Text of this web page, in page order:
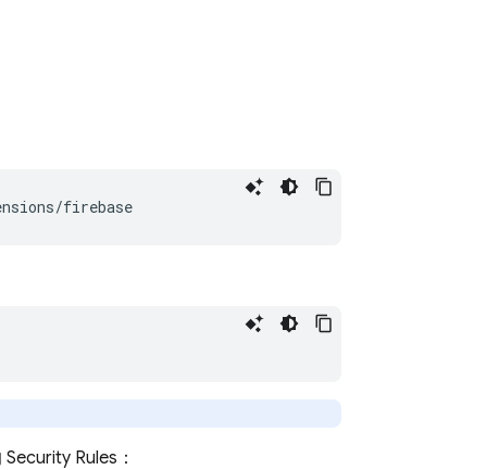
firebase
Security Rules ：